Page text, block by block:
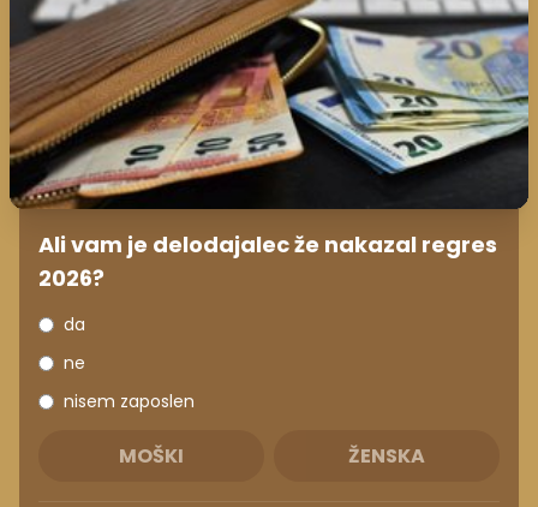
Ali vam je delodajalec že nakazal regres
2026?
da
ne
nisem zaposlen
MOŠKI ŽENSKA